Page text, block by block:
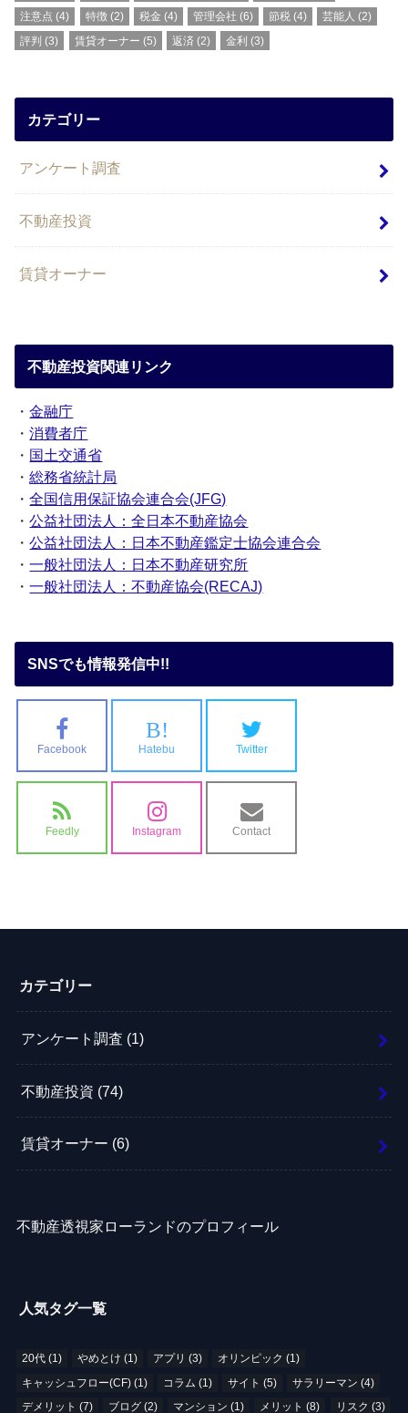
注意点 (4) 特徴(2) 税金 (4) 管理会社 (6) 節税 (4) 芸能人 (2)
評判 (3) 賃貸オーナー (5) 返済 (2) 金利 (3)
カテゴリー
アンケート調査
不動産投資
賃貸オーナー
不動産投資関連リンク
・金融庁
・消費者庁
・ 国土交通省
・総務省統計局
・全国信用保証協会連合会(JFG)
・公益社団法人：全日本不動産協会
・公益社団法人：日本不動産鑑定士協会連合会
・一般社団法人：日本不動産研究所
・一般社団法人：不動産協会(RECAJ)
SNSでも情報発信中!!
Facebook
B!
Hatebu Twitter
Feedly Instagram Contact
カテゴリー
アンケート調査 (1)
不動産投資 (74)
賃貸オーナー (6)
不動産透視家ローランドのプロフィール
人気タグ一覧
20代(1) やめとけ (1) アプリ (3) オリンピック (1)
キャッシュフロー(CF)(1) コラム (1) サイト (5) サラリーマン (4)
デメリット (7) ブログ (2) マンション (1) メリット (8) リスク (3)